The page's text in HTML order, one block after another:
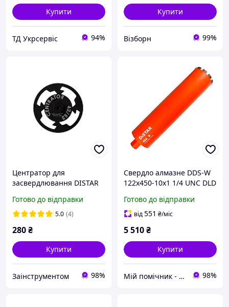
Купити
ТД Укрсервіс 94%
Купити
Візборн 99%
Центратор для
засвердлювання DISTAR
Готово до відправки
5.0 (4)
280₴
Купити
Заінструментом 98%
Свердло алмазне DDS-W
122x450-10x1 1/4 UNC DLD
Готово до відправки
від551 ₴/міс
5 510₴
Купити
Мій помічник - інтернет магазин 98%